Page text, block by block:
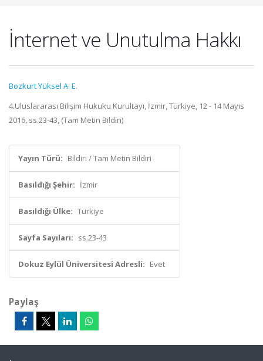
İnternet ve Unutulma Hakkı
Bozkurt Yüksel A. E.
4.Uluslararası Bilişim Hukuku Kurultayı, İzmir, Türkiye, 12 - 14 Mayıs
2016, ss.23-43, (Tam Metin Bildiri)
Yayın Türü: Bildiri / Tam Metin Bildiri
Basıldığı Şehir: İzmir
Basıldığı Ülke: Türkiye
Sayfa Sayıları: ss.23-43
Dokuz Eylül Üniversitesi Adresli: Evet
Paylaş